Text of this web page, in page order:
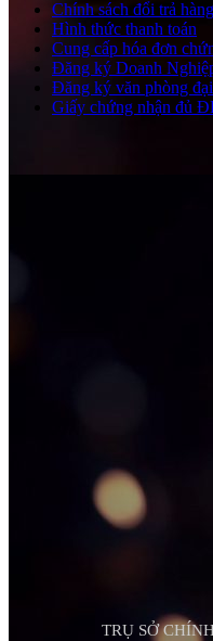
Chính sách đổi trả hàng
Hình thức thanh toán
Cung cấp hóa đơn
Đăng ký Doanh
Đăng ký văn phòng
Giấy chứng nhận đủ
TRỤ SỞ